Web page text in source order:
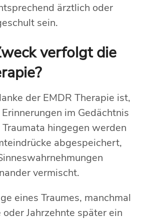
ärztlich oder
sein.
verfolgt die
der EMDR Therapie ist,
im Gedächtnis
hingegen werden
abgespeichert,
vermischt.
eines Traumes, manchmal
oder Jahrzehnte später ein